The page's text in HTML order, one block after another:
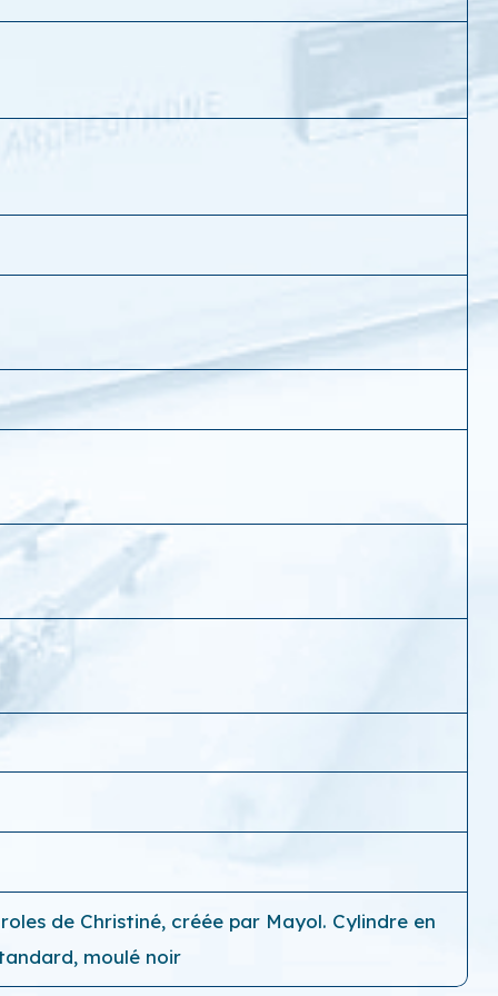
de Christiné, créée par Mayol. Cylindre en
moulé noir